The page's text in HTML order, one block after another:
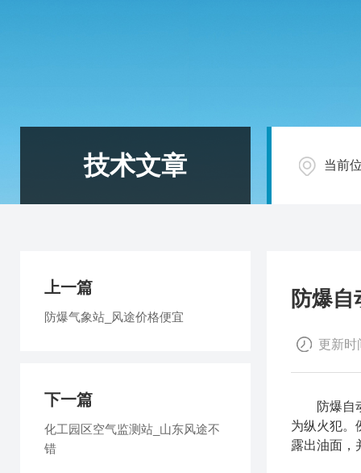
技术文章 当前
防爆
更新时
防爆自动
为纵火犯。
露出油面，
上一篇
防爆气象站_风途价格便宜
下一篇
化工园区空气监测站_山东风途不
错